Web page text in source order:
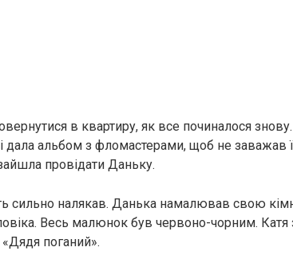
в квартиру, як все починалося
дала альбом з фломастерами, щоб не заважав
провідати Даньку.
сильно налякав. Данька намалював свою
Весь малюнок був червоно-чорним. Катя
поганий».